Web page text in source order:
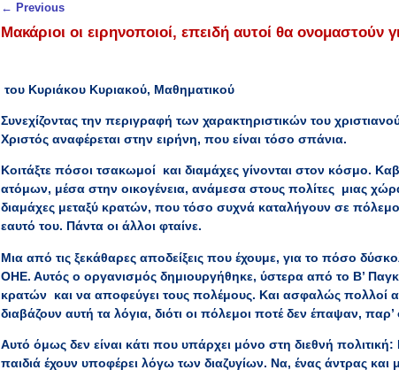
Post navigation
← Previous
Μακάριοι οι ειρηνοποιοί, επειδή αυτοί θα ονομαστούν
του Κυριάκου Κυριακού, Μαθηματικού
Συνεχίζοντας την περιγραφή των χαρακτηριστικών του
Χριστός αναφέρεται στην ειρήνη, που είναι τόσο σπάνια.
Κοιτάξτε πόσοι τσακωμοί και διαμάχες γίνονται στον κόσμο.
ατόμων, μέσα στην οικογένεια, ανάμεσα στους πολίτες μιας
διαμάχες μεταξύ κρατών, που τόσο συχνά καταλήγουν σε
εαυτό του. Πάντα οι άλλοι φταίνε.
Μια από τις ξεκάθαρες αποδείξεις που έχουμε, για το πόσο
ΟΗΕ. Αυτός ο οργανισμός δημιουργήθηκε, ύστερα από το Β’
κρατών και να αποφεύγει τους πολέμους. Και ασφαλώς πολλοί
διαβάζουν αυτή τα λόγια, διότι οι πόλεμοι ποτέ δεν έπαψαν, παρ’
Αυτό όμως δεν είναι κάτι που υπάρχει μόνο στη διεθνή
παιδιά έχουν υποφέρει λόγω των διαζυγίων. Να, ένας άντρας